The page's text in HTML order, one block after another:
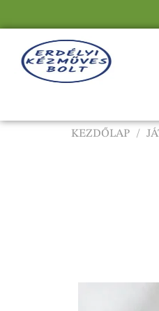
KEZDŐLAP /